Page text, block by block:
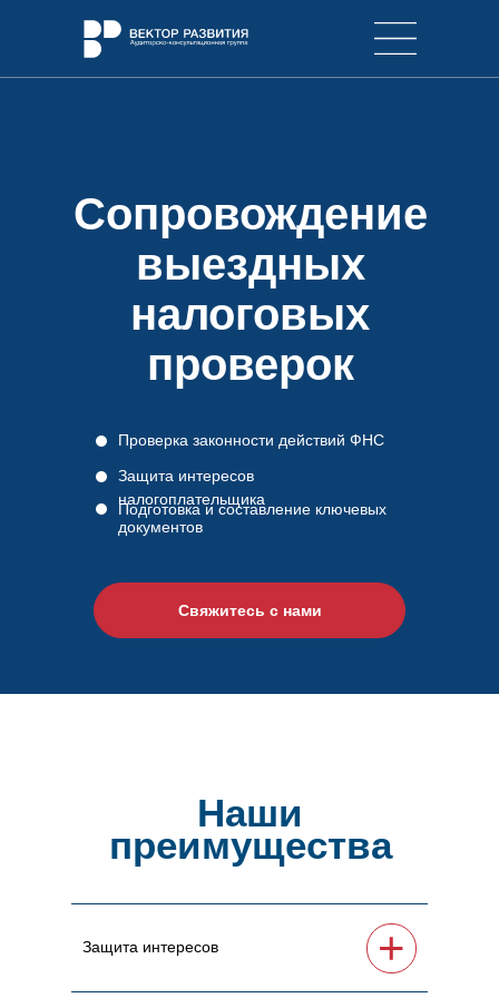
Сопровождение
выездных
налоговых
проверок
Свяжитесь с нами
Проверка законности действий ФНС
Защита интересов
налогоплательщика
Подготовка и составление ключевых
документов
Наши
преимущества
Защита интересов +